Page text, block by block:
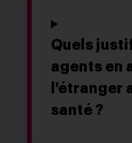
Quels
agents en
l'étranger
santé ?